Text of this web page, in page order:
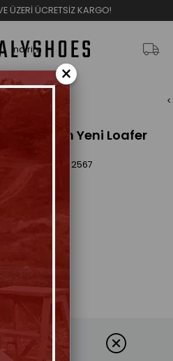
KARGO!
İndirim
Siyah Yeni Loafer
ES-2567
×